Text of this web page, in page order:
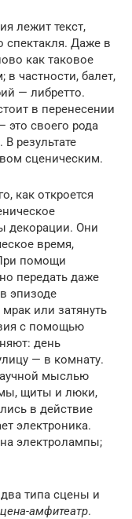
лежит текст,
спектакля. Даже в
как таковое
в частности, балет,
— либретто.
в перенесении
это своего рода
результате
сценическим.
как откроется
декорации. Они
время,
помощи
передать даже
эпизоде
или затянуть
с помощью
день
— в комнату.
мыслью
щиты и люки,
в действие
электроника.
электролампы;
типа сцены и
амфитеатр.